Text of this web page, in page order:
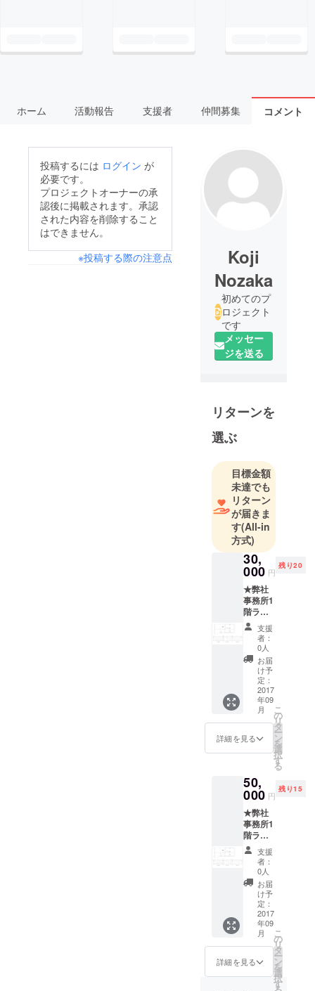
ホーム 活動報告 支援者 仲間募集 コメント
投稿するには ログイン が
必要です。
プロジェクトオーナーの承
認後に掲載されます。承認
された内容を削除すること
はできません。
※投稿する際の注意点
Koji
Nozaka
初めてのプ
ロジェクト
です
メッセー
ジを送る
リターンを
選ぶ
目標金額
未達でも
リターン
が届きま
す(All-in
方式)
30,
000 円
残り20
★弊社
事務所1
階ラウ
ンジス
ペース
（〒
151-
0053 東
京都渋
谷区
代々木
１丁目
５５−１
４）を
ギャラ
2017年
9月1日
から
2018年
8月31日
までの
お好み
の日程
（ただ
し年末
年始は
除く）
で1週
間、個
展の会
場とし
て作品
支援
者：
0人
お届
け予
定：
2017
年09
月
詳細を見る
こ
の
リ
タ
ー
ン
を
選
択
す
る
50,
000 円
残り15
★弊社
事務所1
階ラウ
ンジス
ペース
（〒
151-
0053 東
京都渋
谷区
代々木
１丁目
５５−１
４）を
ギャラ
支援
者：
0人
お届
け予
定：
2017
年09
月
詳細を見る
こ
の
リ
タ
ー
ン
を
選
択
す